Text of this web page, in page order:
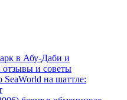
в Абу-Даби и
и советы
на шаттле: